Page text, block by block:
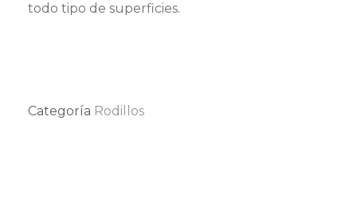
todo tipo de superficies.
Categoría Rodillos